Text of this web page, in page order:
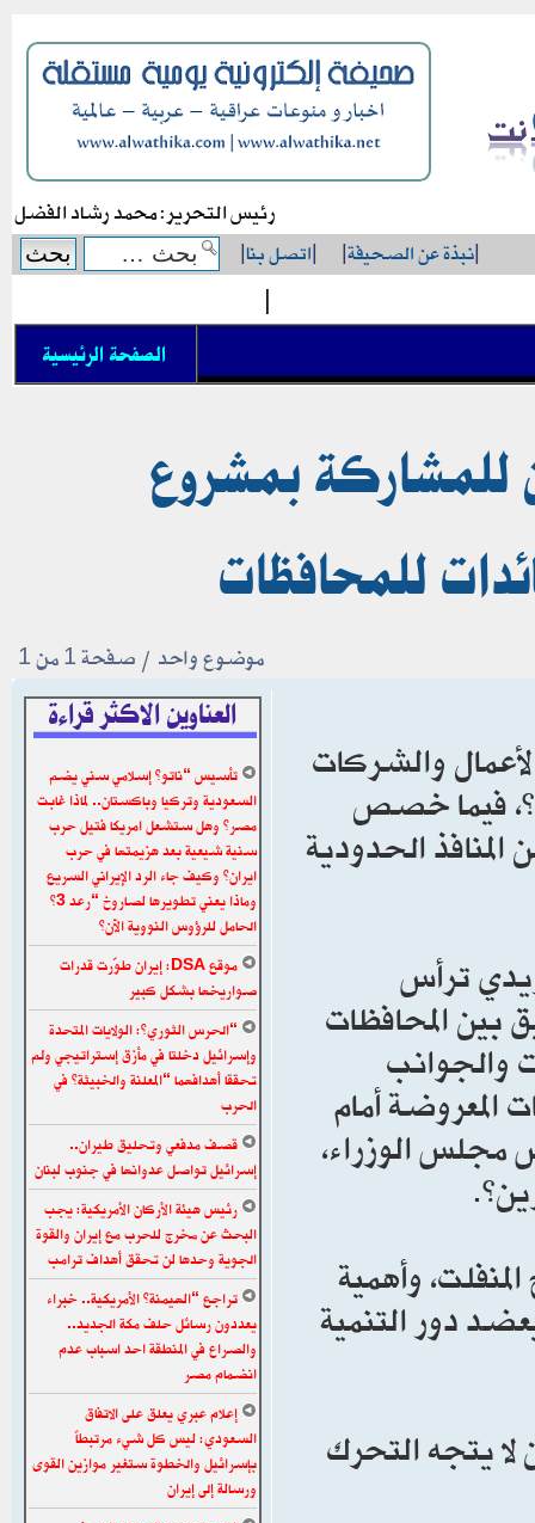
رئيس التحرير: محمد رشاد الفضل
|نبذة عن الصحيفة|
|اتصل بنا|
|
الصفحة الرئيسية
للمشاركة بمشروع
للمحافظات
موضوع واحد • صفحة1من1
والشركات
فيما خصص
الحدودية
ترأس
للتنسيق بين المحافظات
والجوانب
المعروضة أمام
مجلس الوزراء،
وأهمية
دور التنمية
لا يتجه التحرك
العناوين الاكثر قراءة
تأسيس “ناتو” إسلامي سني يضم
السعودية وتركيا وباكستان.. لماذا غابت
مصر؟ وهل ستشعل امريكا فتيل حرب
سنية شيعية بعد هزيمتها في حرب
ايران؟ وكيف جاء الرد الإيراني السريع
وماذا يعني تطويرها لصاروخ “رعد 3”
الحامل للرؤوس النووية الآن؟
موقع DSA: إيران طوّرت قدرات
صواريخها بشكل كبير
“الحرس الثوري”: الولايات المتحدة
وإسرائيل دخلتا في مأزق إستراتيجي ولم
تحققا أهدافهما “المعلنة والخبيثة” في
الحرب
قصف مدفعي وتحليق طيران..
إسرائيل تواصل عدوانها في جنوب لبنان
رئيس هيئة الأركان الأمريكية: يجب
البحث عن مخرج للحرب مع إيران والقوة
الجوية وحدها لن تحقق أهداف ترامب
تراجع “الهيمنة” الأمريكية.. خبراء
يعددون رسائل حلف مكة الجديد..
والصراع في المنطقة احد اسباب عدم
انضمام مصر
إعلام عبري يعلق على الاتفاق
السعودي: ليس كل شيء مرتبطاً
بإسرائيل والخطوة ستغير موازين القوى
ورسالة إلى إيران